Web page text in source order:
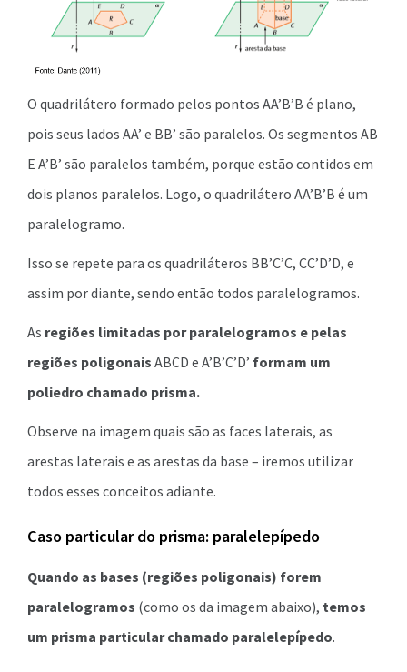
O quadrilátero formado pelos pontos AA’B’B é plano,
pois seus lados AA’ e BB’ são paralelos. Os segmentos AB
E A’B’ são paralelos também, porque estão contidos em
dois planos paralelos. Logo, o quadrilátero AA’B’B é um
paralelogramo.
Isso se repete para os quadriláteros BB’C’C, CC’D’D, e
assim por diante, sendo então todos paralelogramos.
As regiões limitadas por paralelogramos e pelas
regiões poligonais ABCD e A’B’C’D’ formam um
poliedro chamado prisma.
Observe na imagem quais são as faces laterais, as
arestas laterais e as arestas da base – iremos utilizar
todos esses conceitos adiante.
Caso particular do prisma: paralelepípedo
Quando as bases (regiões poligonais) forem
paralelogramos (como os da imagem abaixo), temos
um prisma particular chamado paralelepípedo.